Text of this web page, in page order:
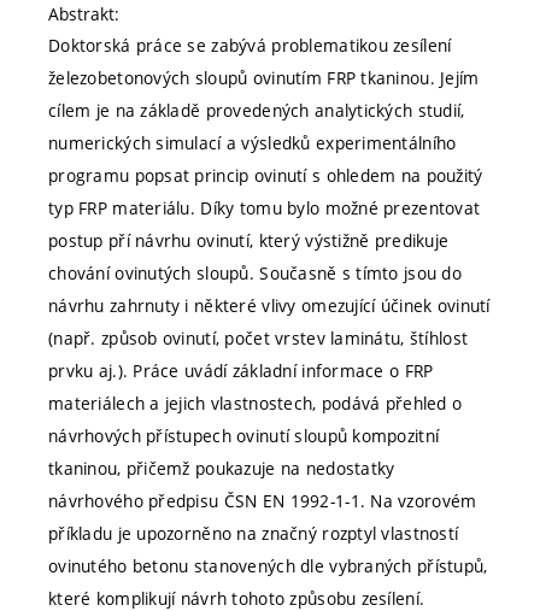
Abstrakt:
Doktorská práce se zabývá problematikou zesílení
železobetonových sloupů ovinutím FRP tkaninou. Jejím
cílem je na základě provedených analytických studií,
numerických simulací a výsledků experimentálního
programu popsat princip ovinutí s ohledem na použitý
typ FRP materiálu. Díky tomu bylo možné prezentovat
postup pří návrhu ovinutí, který výstižně predikuje
chování ovinutých sloupů. Současně s tímto jsou do
návrhu zahrnuty i některé vlivy omezující účinek ovinutí
(např. způsob ovinutí, počet vrstev laminátu, štíhlost
prvku aj.). Práce uvádí základní informace o FRP
materiálech a jejich vlastnostech, podává přehled o
návrhových přístupech ovinutí sloupů kompozitní
tkaninou, přičemž poukazuje na nedostatky
návrhového předpisu ČSN EN 1992-1-1. Na vzorovém
příkladu je upozorněno na značný rozptyl vlastností
ovinutého betonu stanovených dle vybraných přístupů,
které komplikují návrh tohoto způsobu zesílení.